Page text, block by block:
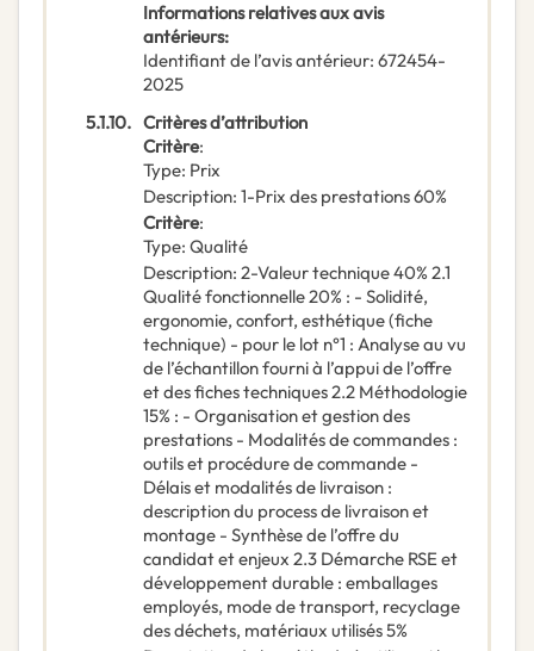
Informations relatives aux avis
antérieurs:
Identifiant de l’avis antérieur: 672454-
2025
5.1.10. Critères d’attribution
Critère:
Type: Prix
Description: 1-Prix des prestations 60%
Critère:
Type: Qualité
Description: 2-Valeur technique 40% 2.1
Qualité fonctionnelle 20% : - Solidité,
ergonomie, confort, esthétique (fiche
technique) - pour le lot n°1 : Analyse au vu
de l’échantillon fourni à l’appui de l’offre
et des fiches techniques 2.2 Méthodologie
15% : - Organisation et gestion des
prestations - Modalités de commandes :
outils et procédure de commande -
Délais et modalités de livraison :
description du process de livraison et
montage - Synthèse de l’offre du
candidat et enjeux 2.3 Démarche RSE et
développement durable : emballages
employés, mode de transport, recyclage
des déchets, matériaux utilisés 5%